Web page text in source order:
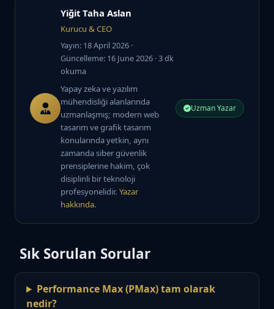
Yiğit Taha Aslan
Kurucu & CEO
Yayın: 18 April 2026 ·
Güncelleme: 16 June 2026 · 3 dk
okuma
Yapay zeka ve yazılım
mühendisliği alanlarında
uzmanlaşmış; modern web
tasarım ve grafik tasarım
konularında yetkin, aynı
zamanda siber güvenlik
prensiplerine hakim, çok
disiplinli bir teknoloji
profesyonelidir. Yazar
hakkında.
Uzman Yazar
Sık Sorulan Sorular
Performance Max (PMax) tam olarak
nedir?